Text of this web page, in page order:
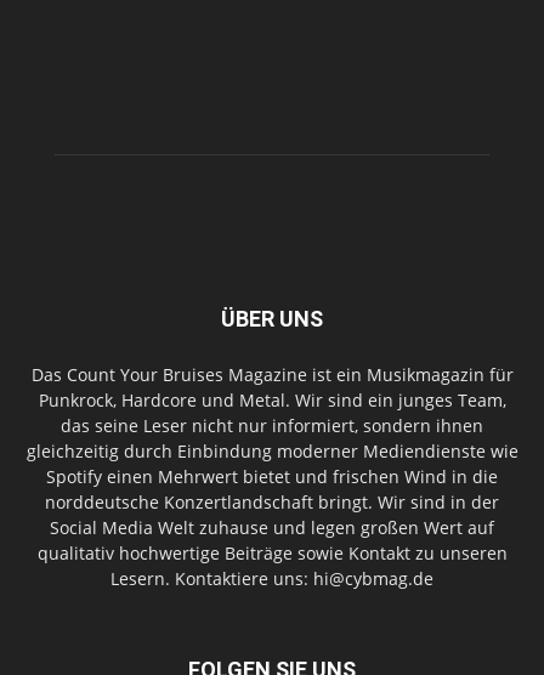
ÜBER UNS
Das Count Your Bruises Magazine ist ein Musikmagazin für
Punkrock, Hardcore und Metal. Wir sind ein junges Team,
das seine Leser nicht nur informiert, sondern ihnen
gleichzeitig durch Einbindung moderner Mediendienste wie
Spotify einen Mehrwert bietet und frischen Wind in die
norddeutsche Konzertlandschaft bringt. Wir sind in der
Social Media Welt zuhause und legen großen Wert auf
qualitativ hochwertige Beiträge sowie Kontakt zu unseren
Lesern. Kontaktiere uns: hi@cybmag.de
FOLGEN SIE UNS